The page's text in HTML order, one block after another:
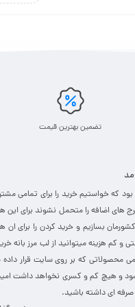
آگاهی از قیمت روز و خرید سشوار اصلی
دستگاه یک موتور الکتریکی است که
های شخصی و خانگی استفاده میشود.
تضمین بهترین قیمت
مد
سال 1402 بود که خواستیم خرید را برای
های اضافه را متحمل نشوند برای
کشورمان بسازیم و خرید کردن را برای
و کم هزینه میتوانید از لب مرز
محصولاتی که بر روی سایت قرار
و هیچ کم و کسری نخواهد داشت
ای داشته باشید.